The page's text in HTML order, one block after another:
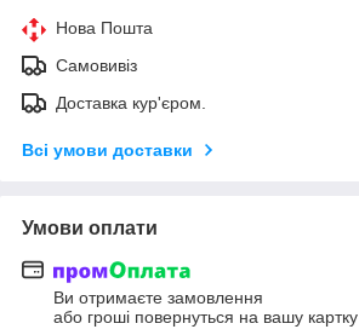
Нова Пошта
Самовивіз
Доставка кур'єром.
Всі умови доставки
Умови оплати
Ви отримаєте замовлення
або гроші повернуться на вашу картку